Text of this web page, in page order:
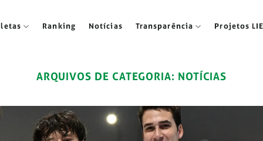
Ranking Notícias Transparência Projetos
ARQUIVOS DE CATEGORIA: NOTÍCIAS